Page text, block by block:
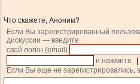
Что скажете, Аноним?
Если Вы зарегистрированный
дискуссии — введите
свой логин (email)
и нажмите
Если Вы еще не зарегистрировались,